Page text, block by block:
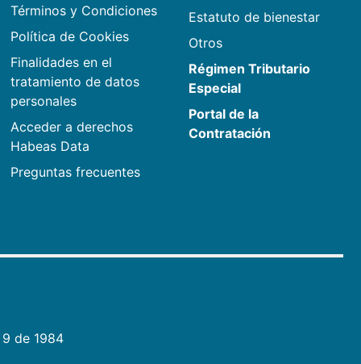
Términos y Condiciones
Política de Cookies
Finalidades en el
tratamiento de datos
personales
Acceder a derechos
Habeas Data
Preguntas frecuentes
Estatuto de bienestar
Otros
Régimen Tributario
Especial
Portal de la
Contratación
de 1984